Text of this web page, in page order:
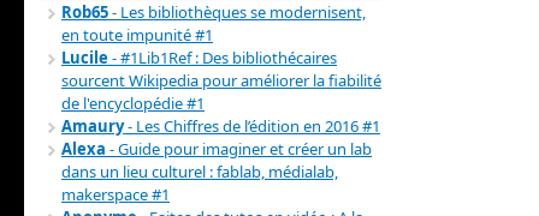
Rob65- Les bibliothèques se modernisent,
en toute impunité #1
Lucile- #1Lib1Ref : Des bibliothécaires
sourcent Wikipedia pour améliorer la fiabilité
de l'encyclopédie #1
Amaury- Les Chiffres de l’édition en 2016 #1
Alexa - Guide pour imaginer et créer un lab
dans un lieu culturel : fablab, médialab,
makerspace #1